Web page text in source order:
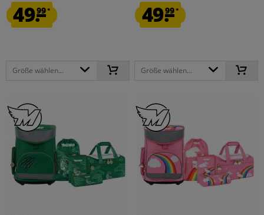
49.99*
Größe wählen...
49.99*
Größe wählen...